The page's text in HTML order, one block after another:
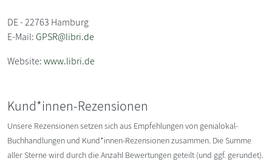
DE - 22763 Hamburg
E-Mail:GPSR@libri.de
Website:www.libri.de
Kund*innen-Rezensionen
Unsere Rezensionen setzen sich aus Empfehlungen von genialokal-
Buchhandlungen und Kund*innen-Rezensionen zusammen. Die Summe
aller Sterne wird durch die Anzahl Bewertungen geteilt (und ggf. gerundet).